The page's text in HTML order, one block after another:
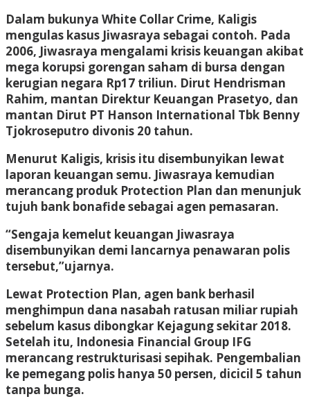
Dalam bukunya White Collar Crime, Kaligis
mengulas kasus Jiwasraya sebagai contoh. Pada
2006, Jiwasraya mengalami krisis keuangan akibat
mega korupsi gorengan saham di bursa dengan
kerugian negara Rp17 triliun. Dirut Hendrisman
Rahim, mantan Direktur Keuangan Prasetyo, dan
mantan Dirut PT Hanson International Tbk Benny
Tjokroseputro divonis 20 tahun.
Menurut Kaligis, krisis itu disembunyikan lewat
laporan keuangan semu. Jiwasraya kemudian
merancang produk Protection Plan dan menunjuk
tujuh bank bonafide sebagai agen pemasaran.
“Sengaja kemelut keuangan Jiwasraya
disembunyikan demi lancarnya penawaran polis
tersebut,”ujarnya.
Lewat Protection Plan, agen bank berhasil
menghimpun dana nasabah ratusan miliar rupiah
sebelum kasus dibongkar Kejagung sekitar 2018.
Setelah itu, Indonesia Financial Group IFG
merancang restrukturisasi sepihak. Pengembalian
ke pemegang polis hanya 50 persen, dicicil 5 tahun
tanpa bunga.